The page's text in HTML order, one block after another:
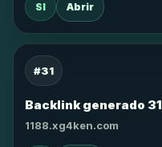
SI Abrir
#31
Backlink generado 31
1188.xg4ken.com